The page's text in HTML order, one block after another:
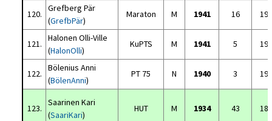
120.
Grefberg Pär
(GrefbPär)
Maraton M 1941 16
121.
Halonen Olli-Ville
(HalonOlli)
KuPTS M 1941 5
122.
Bölenius Anni
(BölenAnni)
PT 75 N 1940 3
123.
Saarinen Kari
(SaariKari)
HUT M 1934 43